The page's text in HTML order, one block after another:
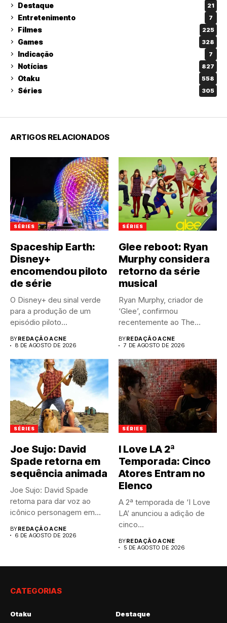
Destaque 21
Entretenimento 7
Filmes 225
Games 328
Indicação 7
Notícias 827
Otaku 558
Séries 305
ARTIGOS RELACIONADOS
SÉRIES
Spaceship Earth:
Disney+
encomendou piloto
de série
O Disney+ deu sinal verde
para a produção de um
episódio piloto...
BYREDAÇÃO ACNE
8 DE AGOSTO DE 2026
SÉRIES
Glee reboot: Ryan
Murphy considera
retorno da série
musical
Ryan Murphy, criador de
‘Glee’, confirmou
recentemente ao The
Hollywood Reporter que...
BYREDAÇÃO ACNE
7 DE AGOSTO DE 2026
SÉRIES
Joe Sujo: David
Spade retorna em
sequência animada
Joe Sujo: David Spade
retorna para dar voz ao
icônico personagem em...
BYREDAÇÃO ACNE
6 DE AGOSTO DE 2026
SÉRIES
I Love LA 2ª
Temporada: Cinco
Atores Entram no
Elenco
A 2ª temporada de ‘I Love
LA’ anunciou a adição de
cinco...
BYREDAÇÃO ACNE
5 DE AGOSTO DE 2026
CATEGORIAS
Otaku Destaque